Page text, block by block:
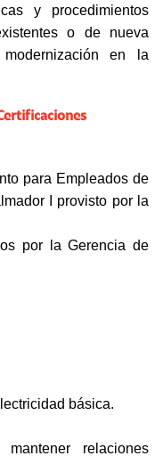
y procedimientos
o de nueva
en la
para Empleados de
I provisto por la
por la Gerencia de
básica.
relaciones